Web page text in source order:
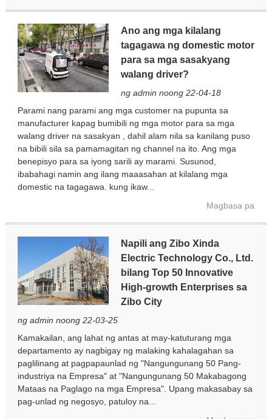
Ano ang mga kilalang
tagagawa ng domestic motor
para sa mga sasakyang
walang driver?
ng admin noong 22-04-18
Parami nang parami ang mga customer na pupunta sa
manufacturer kapag bumibili ng mga motor para sa mga
walang driver na sasakyan , dahil alam nila sa kanilang puso
na bibili sila sa pamamagitan ng channel na ito. Ang mga
benepisyo para sa iyong sarili ay marami. Susunod,
ibabahagi namin ang ilang maaasahan at kilalang mga
domestic na tagagawa. kung ikaw...
Magbasa pa
Napili ang Zibo Xinda
Electric Technology Co., Ltd.
bilang Top 50 Innovative
High-growth Enterprises sa
Zibo City
ng admin noong 22-03-25
Kamakailan, ang lahat ng antas at may-katuturang mga
departamento ay nagbigay ng malaking kahalagahan sa
paglilinang at pagpapaunlad ng "Nangungunang 50 Pang-
industriya na Empresa" at "Nangungunang 50 Makabagong
Mataas na Paglago na mga Empresa". Upang makasabay sa
pag-unlad ng negosyo, patuloy na...